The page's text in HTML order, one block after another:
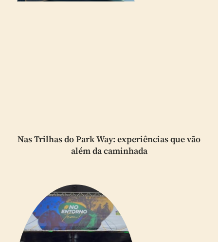
Nas Trilhas do Park Way: experiências que vão
além da caminhada